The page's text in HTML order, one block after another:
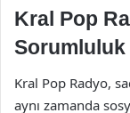
Kral Pop
Kral Pop Radyo,
aynı zamanda